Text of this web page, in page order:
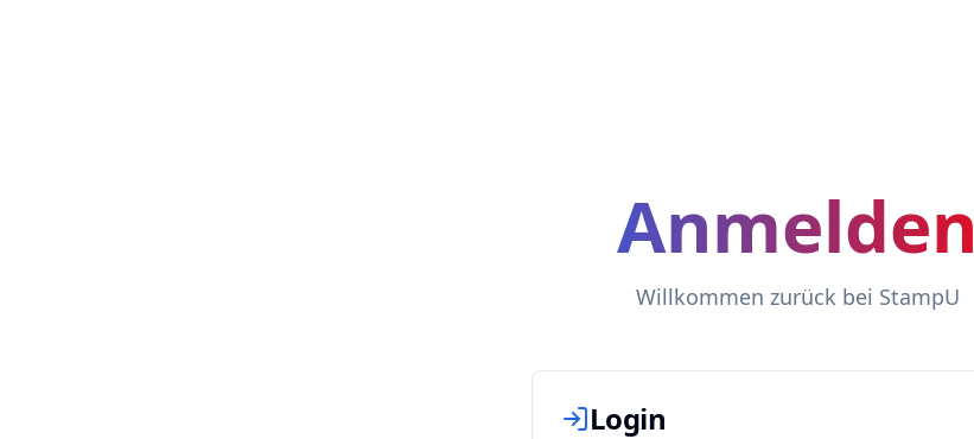
Anmelden
Willkommen zurück bei StampU
Anmelden
Willkommen zurück bei StampU
Login